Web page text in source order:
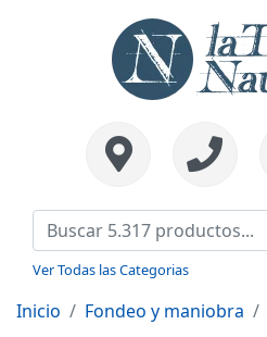
Ver Todas las Categorias
Inicio Fondeo y maniobra